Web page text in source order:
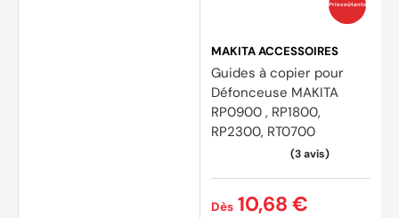
(1
Prix coûtants
MAKITA ACCESSOIRES
Guides à copier pour
Défonceuse MAKITA
RP0900 , RP1800,
RP2300, RT0700
Dès 10,68 €